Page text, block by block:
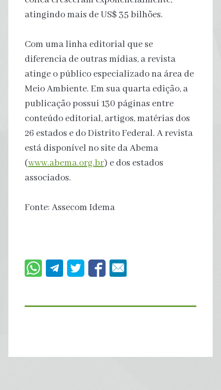
atingindo mais de US$ 35 bilhões.
Com uma linha editorial que se
diferencia de outras mídias, a revista
atinge o público especializado na área de
Meio Ambiente. Em sua quarta edição, a
publicação possui 130 páginas entre
conteúdo editorial, artigos, matérias dos
26 estados e do Distrito Federal. A revista
está disponível no site da Abema
(www.abema.org.br) e dos estados
associados.
Fonte: Assecom Idema